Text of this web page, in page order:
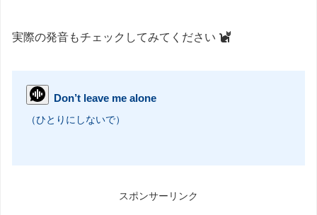
実際の発音もチェックしてみてください
Don’t leave me alone
（ひとりにしないで）
スポンサーリンク